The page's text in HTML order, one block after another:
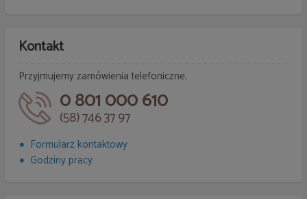
Kontakt
Przyjmujemy zamówienia telefoniczne.
0 801 000 610
(58) 746 37 97
Formularz kontaktowy
Godziny pracy